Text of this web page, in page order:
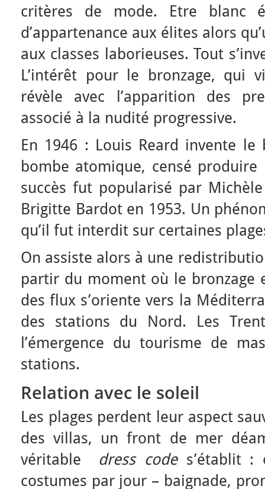
critères de mode. Etre blanc
d’appartenance aux élites alors
aux classes laborieuses. Tout
L’intérêt pour le bronzage, qui
révèle avec l’apparition des
associé à la nudité progressive.
En 1946 : Louis Reard invente
bombe atomique, censé
succès fut popularisé par
Brigitte Bardot en 1953. Un
qu’il fut interdit sur certaines
On assiste alors à une
partir du moment où le bronzage
des flux s’oriente vers la
des stations du Nord. Les
l’émergence du tourisme de
stations.
Relation avec le soleil
Les plages perdent leur aspect
des villas, un front de mer
véritable dress code s’établit
costumes par jour – baignade,